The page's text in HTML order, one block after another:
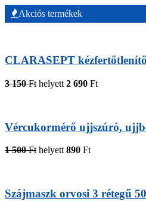
Akciós termékek
CLARASEPT
3 150 Ft helyett 2 690 Ft
Vércukormérő ujjszúró,
1 500 Fthelyett890 Ft
Szájmaszk orvosi 3 rétegű